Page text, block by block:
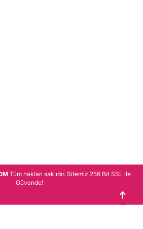
Tüm hakları saklıdır. Sitemiz 256 Bit SSL ile
Güvende!